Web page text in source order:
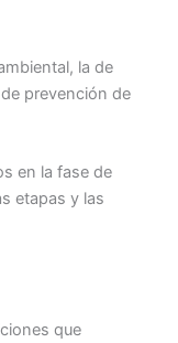
la de
prevención de
en la fase de
etapas y las
que